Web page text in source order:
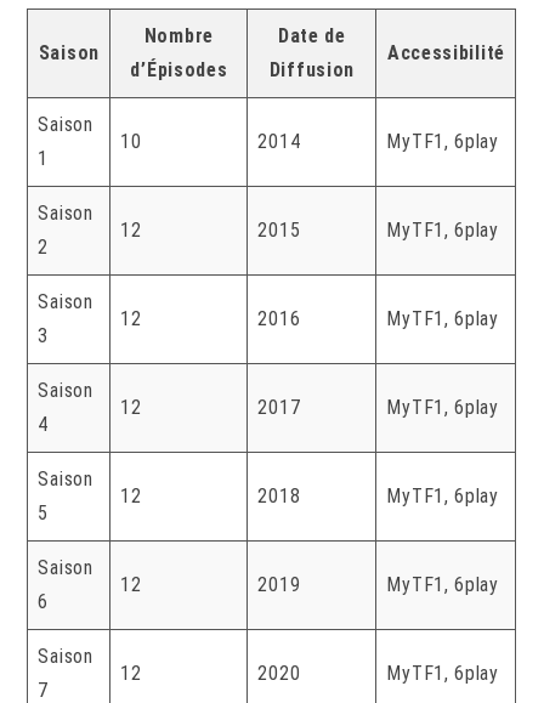
Saison
Nombre
d’Épisodes
Date de
Diffusion
Accessibilité
Saison
1
10 2014 MyTF1, 6play
Saison
2
12 2015 MyTF1, 6play
Saison
3
12 2016 MyTF1, 6play
Saison
4
12 2017 MyTF1, 6play
Saison
5
12 2018 MyTF1, 6play
Saison
6
12 2019 MyTF1, 6play
Saison
7
12 2020 MyTF1, 6play